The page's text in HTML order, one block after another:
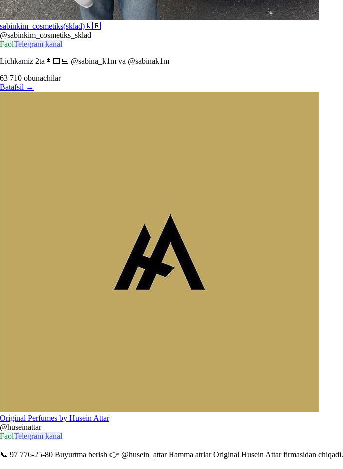
sabinkim_cosmetiks(sklad)🇰🇷
@sabinkim_cosmetiks_sklad
FaolTelegram kanal
Lichkamiz 2ta👩🏻‍💻 @sabina_k1m va @sabinak1m
63 710 obunachilar
Batafsil →
Original Perfumes by Husein Attar
@huseinattar
FaolTelegram kanal
📞 97 776-25-80 Buyurtma berish 👉 @husein_attar Hamma atrlar Original Husein Attar firmasidan chiqadi.